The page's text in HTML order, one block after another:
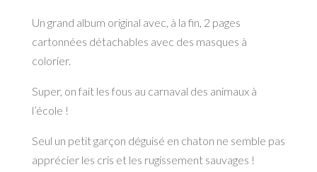
Un grand album original avec, à la fin, 2 pages
cartonnées détachables avec des masques à
colorier.
Super, on fait les fous au carnaval des animaux à
l’école !
Seul un petit garçon déguisé en chaton ne semble pas
apprécier les cris et les rugissement sauvages !